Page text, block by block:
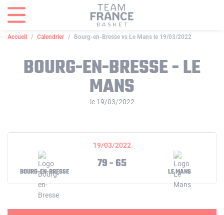
Accueil Calendrier Bourg-en-Bresse vs Le Mans le 19/03/2022
BOURG-EN-BRESSE - LE
MANS
le 19/03/2022
19/03/2022
BOURG-EN-BRESSE
79 - 65
LE MANS
Panneau de gestion des cookies